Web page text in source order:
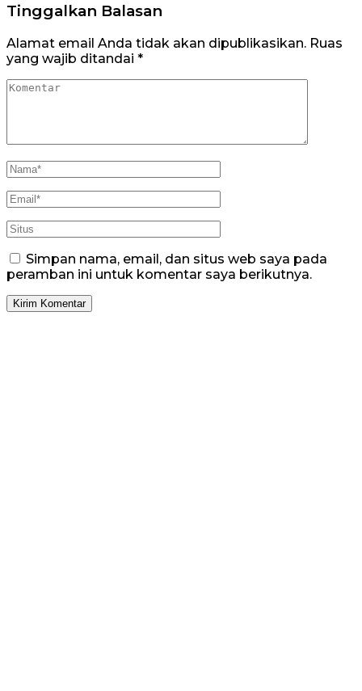
Tinggalkan Balasan
Alamat email Anda tidak akan dipublikasikan. Ruas
yang wajib ditandai *
Simpan nama, email, dan situs web saya pada
peramban ini untuk komentar saya berikutnya.